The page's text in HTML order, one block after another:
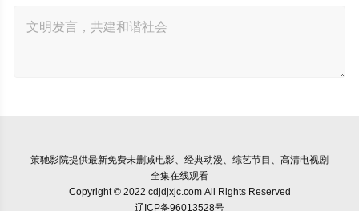
策驰影院提供最新免费未删减电影、经典动漫、综艺节目、高清电视剧
全集在线观看
Copyright © 2022 cdjdjxjc.com All Rights Reserved
辽ICP备96013528号